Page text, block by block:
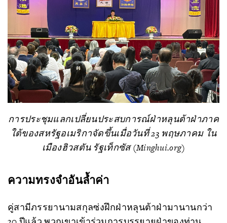
การประชุมแลกเปลี่ยนประสบการณ์ฝ่าหลุนต้าฝ่าภาค
ใต้ของสหรัฐอเมริกาจัดขึ้นเมื่อวันที่ 23 พฤษภาคม ใน
เมืองฮิวสตัน รัฐเท็กซัส (Minghui.org)
ความทรงจำอันล้ำค่า
คู่สามีภรรยานามสกุลซ่งฝึกฝ่าหลุนต้าฝ่ามานานกว่า